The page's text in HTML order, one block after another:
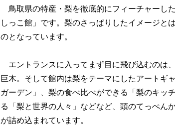
鳥取県の特産・梨を徹底的にフィーチャーし
しっこ館」です。梨のさっぱりしたイメージと
のとなっています。
エントランスに入ってまず目に飛び込むのは
巨木。そして館内は梨をテーマにしたアートギ
ガーデン」、梨の食べ比べができる「梨のキッ
る「梨と世界の人々」などなど、頭のてっぺん
が詰め込まれています。